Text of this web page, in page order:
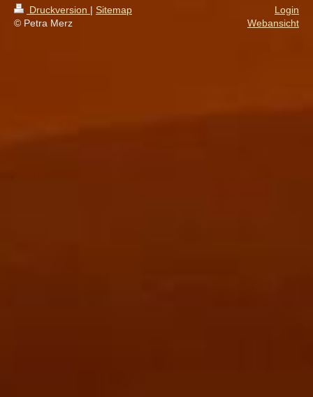
Druckversion | Sitemap
© Petra Merz
Login
Webansicht